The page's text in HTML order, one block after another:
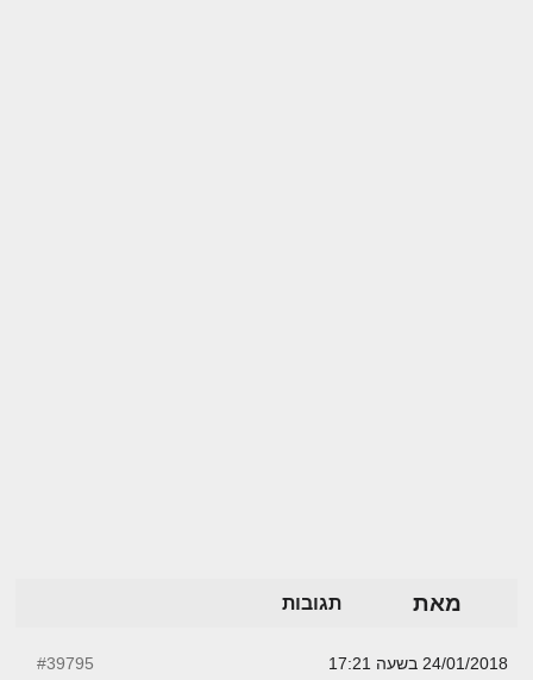
מאת תגובות
24/01/2018 בשעה 17:21 #39795